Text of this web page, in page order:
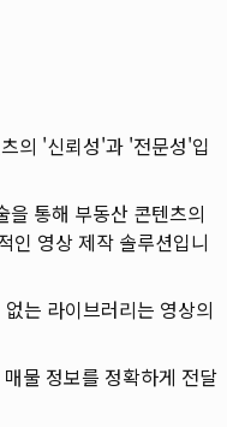
의 '신뢰성'과 '전문성'입
통해 부동산 콘텐츠의
인 영상 제작 솔루션입니
는 라이브러리는 영상의
물 정보를 정확하게 전달